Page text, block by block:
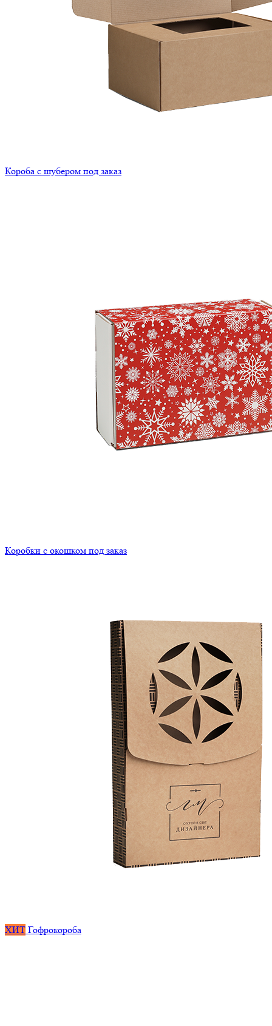
Короба с шубером под заказ
Коробки с окошком под заказ
ХИТ Гофрокороба